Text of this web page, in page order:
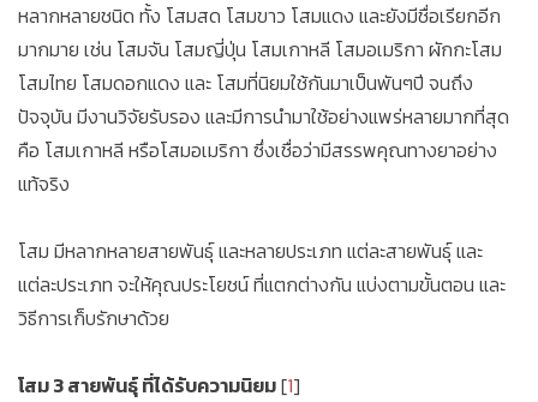
หลากหลายชนิด ทั้ง โสมสด โสมขาว โสมแดง และยังมีชื่อเรียกอีก
มากมาย เช่น โสมจัน โสมญี่ปุ่น โสมเกาหลี โสมอเมริกา ผักกะโสม
โสมไทย โสมดอกแดง และ โสมที่นิยมใช้กันมาเป็นพันๆปี จนถึง
ปัจจุบัน มีงานวิจัยรับรอง และมีการนำมาใช้อย่างแพร่หลายมากที่สุด
คือ โสมเกาหลี หรือโสมอเมริกา ซึ่งเชื่อว่ามีสรรพคุณทางยาอย่าง
แท้จริง
โสม มีหลากหลายสายพันธุ์ และหลายประเภท แต่ละสายพันธุ์ และ
แต่ละประเภท จะให้คุณประโยชน์ ที่แตกต่างกัน แบ่งตามขั้นตอน และ
วิธีการเก็บรักษาด้วย
โสม 3 สายพันธุ์ ที่ได้รับความนิยม[1]